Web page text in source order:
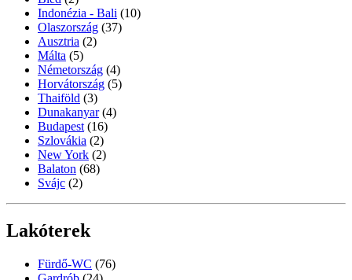
Indonézia - Bali (10)
Olaszország (37)
Ausztria (2)
Málta (5)
Németország (4)
Horvátország (5)
Thaiföld (3)
Dunakanyar (4)
Budapest (16)
Szlovákia (2)
New York (2)
Balaton (68)
Svájc (2)
Lakóterek
Fürdő-WC (76)